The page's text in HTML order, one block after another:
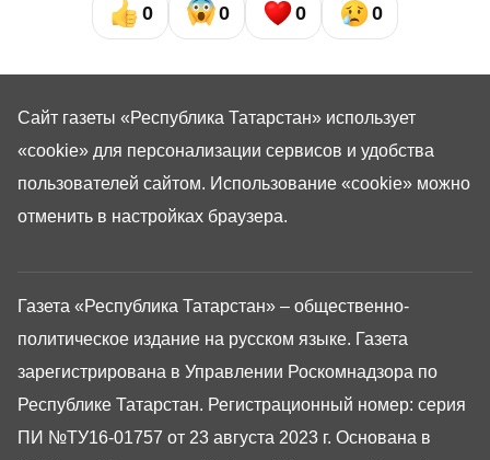
0 0 0 0
Газета «Республика Татарстан» – общественно-
политическое издание на русском языке. Газета
зарегистрирована в Управлении Роскомнадзора по
Республике Татарстан. Регистрационный номер: серия
ПИ №ТУ16-01757 от 23 августа 2023 г. Основана в
Сайт газеты «Республика Татарстан» использует
«cookie» для персонализации сервисов и удобства
пользователей сайтом. Использование «cookie» можно
отменить в настройках браузера.